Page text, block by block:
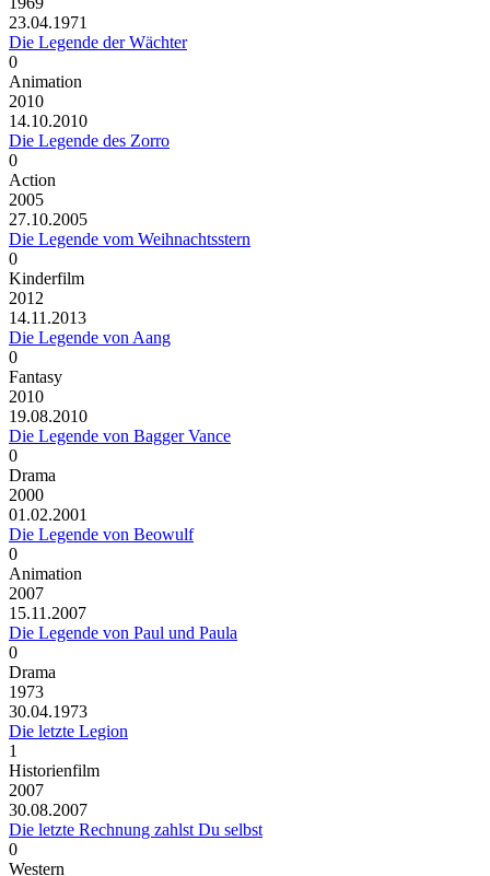
23.04.1971
Die Legende der Wächter
0
Animation
2010
14.10.2010
Die Legende des Zorro
0
Action
2005
27.10.2005
Die Legende vom Weihnachtsstern
0
Kinderfilm
2012
14.11.2013
Die Legende von Aang
0
Fantasy
2010
19.08.2010
Die Legende von Bagger Vance
0
Drama
2000
01.02.2001
Die Legende von Beowulf
0
Animation
2007
15.11.2007
Die Legende von Paul und Paula
0
Drama
1973
30.04.1973
Die letzte Legion
1
Historienfilm
2007
30.08.2007
Die letzte Rechnung zahlst Du selbst
0
Western